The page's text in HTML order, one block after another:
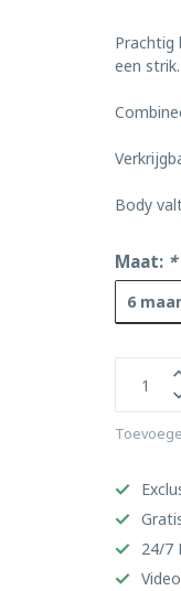
een strik.
Body
Maat: *
6
24/7